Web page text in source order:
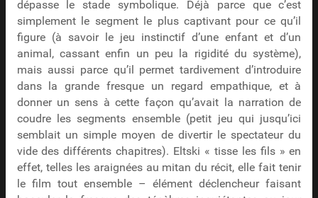
dépasse le stade symbolique. Déjà parce que c’est
simplement le segment le plus captivant pour ce qu’il
figure (à savoir le jeu instinctif d’une enfant et d’un
animal, cassant enfin un peu la rigidité du système),
mais aussi parce qu’il permet tardivement d’introduire
dans la grande fresque un regard empathique, et à
donner un sens à cette façon qu’avait la narration de
coudre les segments ensemble (petit jeu qui jusqu’ici
semblait un simple moyen de divertir le spectateur du
vide des différents chapitres). Eltski « tisse les fils » en
effet, telles les araignées au mitan du récit, elle fait tenir
le film tout ensemble – élément déclencheur faisant